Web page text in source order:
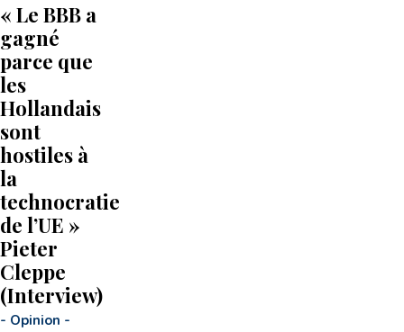
« Le BBB a
gagné
parce que
les
Hollandais
sont
hostiles à
la
technocratie
de l’UE »
Pieter
Cleppe
(Interview)
- Opinion -